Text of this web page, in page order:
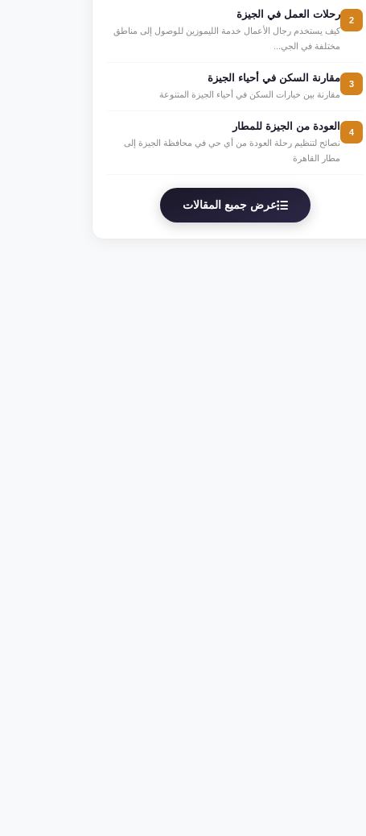
2 رحلات العمل في الجيزة
كيف يستخدم رجال الأعمال خدمة الليموزين للوصول إلى مناطق
مختلفة في الجي...
3 مقارنة السكن في أحياء الجيزة
مقارنة بين خيارات السكن في أحياء الجيزة المتنوعة
4 العودة من الجيزة للمطار
نصائح لتنظيم رحلة العودة من أي حي في محافظة الجيزة إلى
مطار القاهرة
عرض جميع المقالات